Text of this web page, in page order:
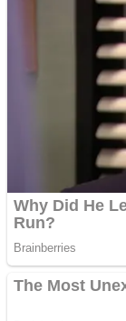
Papua